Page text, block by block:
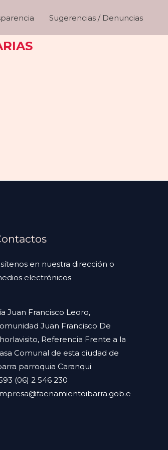
Sugerencias / Denuncias
en nuestra dirección o
electrónicos
Juan Francisco Leoro,
Juan Francisco De
Referencia Frente a la
Comunal de esta ciudad de
parroquia Caranqui
(06) 2 546 230